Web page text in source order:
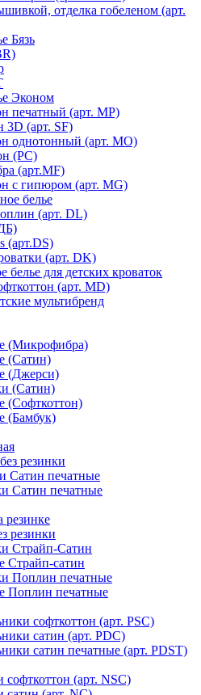
отделка гобеленом (арт.
Бязь
Эконом
печатный (арт. MР)
3D (арт. SF)
однотонный (арт. MO)
(PC)
(арт.MF)
с гипюром (арт. MG)
белье
(арт. DL)
(арт.DS)
(арт. DK)
белье для детских кроваток
(арт. MD)
мультибренд
(Микрофибра)
(Сатин)
(Джерси)
(Сатин)
(Софткоттон)
(Бамбук)
резинки
Сатин печатные
Сатин печатные
резинки
Страйп-Сатин
Страйп-сатин
Поплин печатные
Поплин печатные
софткоттон (арт. PSC)
сатин (арт. PDC)
сатин печатные (арт. PDST)
софткоттон (арт. NSC)